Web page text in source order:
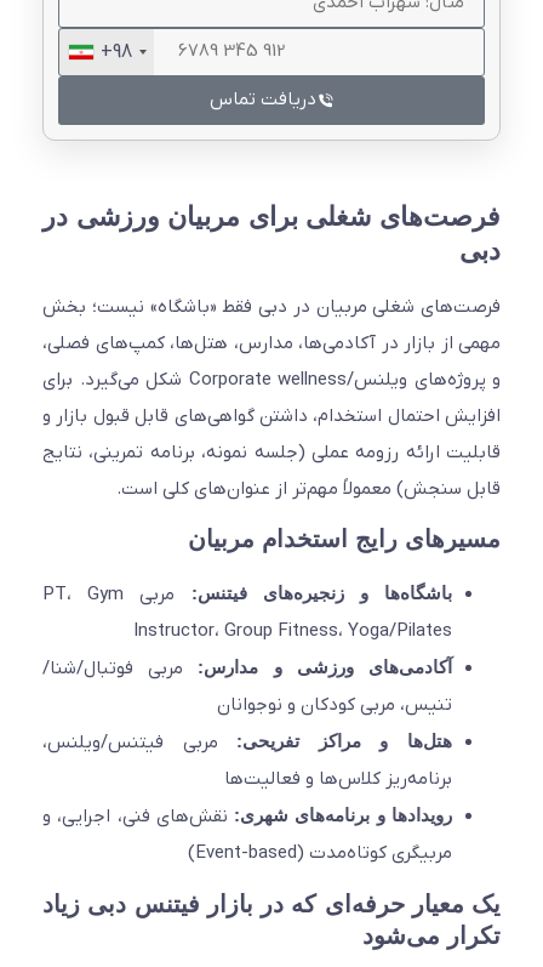
+98
دریافت تماس
شغلی برای مربیان ورزشی در
شغلی مربیان در دبی فقط «باشگاه» نیست؛ بخش
از بازار در آکادمی‌ها، مدارس، هتل‌ها، کمپ‌های فصلی،
و پروژه‌های ویلنس/Corporate wellness شکل می‌گیرد. برای
احتمال استخدام، داشتن گواهی‌های قابل قبول بازار و
ارائه رزومه عملی (جلسه نمونه، برنامه تمرینی، نتایج
سنجش) معمولاً مهم‌تر از عنوان‌های کلی است.
رایج استخدام مربیان
باشگاه‌ها و زنجیره‌های فیتنس:
مربی PT، Gym
Instructor، Group Fitness، Yoga/Pilates
آکادمی‌های ورزشی و مدارس:
مربی فوتبال/شنا/
تنیس، مربی کودکان و نوجوانان
هتل‌ها و مراکز تفریحی:
مربی فیتنس/ویلنس،
برنامه‌ریز کلاس‌ها و فعالیت‌ها
رویدادها و برنامه‌های شهری:نقش‌های فنی، اجرایی، و
مربیگری کوتاه‌مدت (Event-based)
حرفه‌ای که در بازار فیتنس دبی زیاد
می‌شود